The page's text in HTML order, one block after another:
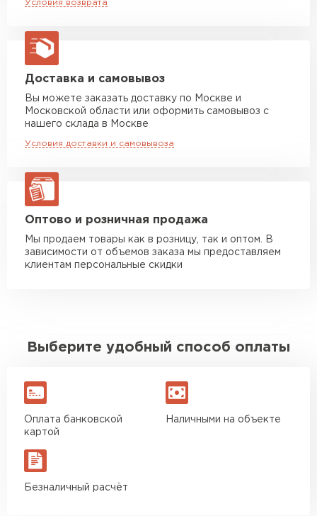
макс. длина груза 13,5 м
Манипулятор до 5 тн
макс. длина груза 6 м
Манипулятор до 10 тн
макс. длина груза 8 м
Манипулятор до 20 тн
Условия возврата
Доставка и самовывоз
Вы можете заказать доставку по Москве и
Московской области или оформить самовывоз с
нашего склада в Москве
Условия доставки и самовывоза
Оптово и розничная продажа
Мы продаем товары как в розницу, так и оптом. В
зависимости от объемов заказа мы предоставляем
клиентам персональные скидки
Выберите удобный способ оплаты
Оплата банковской
картой
Наличными на объекте
Безналичный расчёт